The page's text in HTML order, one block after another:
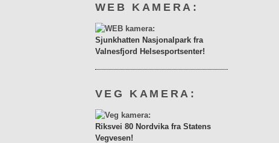
WEB KAMERA:
Sjunkhatten Nasjonalpark fra
Valnesfjord Helsesportsenter!
VEG KAMERA:
Riksvei 80 Nordvika fra Statens
Vegvesen!